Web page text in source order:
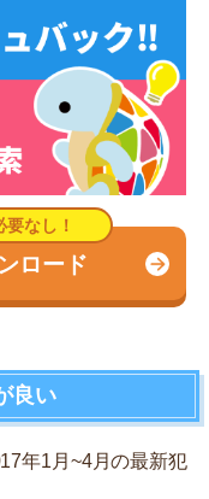
ロード
良い
年1月~4月の最新犯